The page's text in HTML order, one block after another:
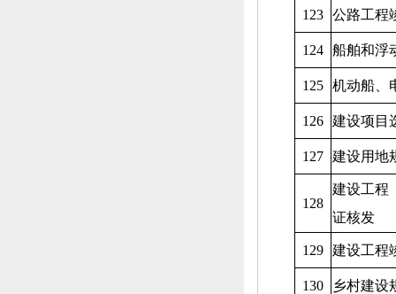
123 公路工程
124 船舶和浮
125 机动船、
126 建设项目
127 建设用地
128
建设工程
证核发
129 建设工程
130 乡村建设